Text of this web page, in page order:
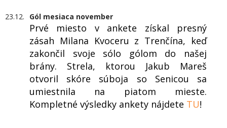
23.12. Gól mesiaca november
Prvé miesto v ankete získal presný
zásah Milana Kvoceru z Trenčína, keď
zakončil svoje sólo gólom do našej
brány. Strela, ktorou Jakub Mareš
otvoril skóre súboja so Senicou sa
umiestnila na piatom mieste.
Kompletné výsledky ankety nájdete TU!